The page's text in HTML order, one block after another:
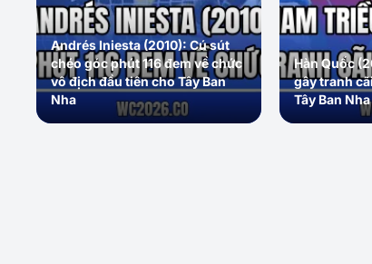
Andrés Iniesta (2010): Cú sút
chéo góc phút 116 đem về chức
vô địch đầu tiên cho Tây Ban
Nha
Hàn Quốc
gây tranh
Tây Ban